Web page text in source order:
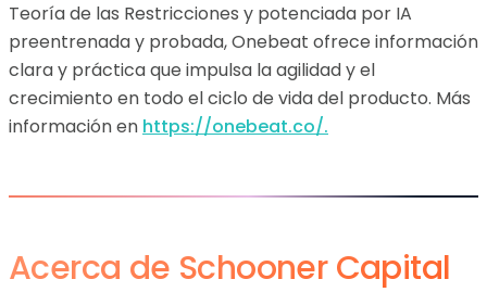
Teoría de las Restricciones y potenciada por IA
preentrenada y probada, Onebeat ofrece información
clara y práctica que impulsa la agilidad y el
crecimiento en todo el ciclo de vida del producto. Más
información en https://onebeat.co/.
Acerca de Schooner Capital